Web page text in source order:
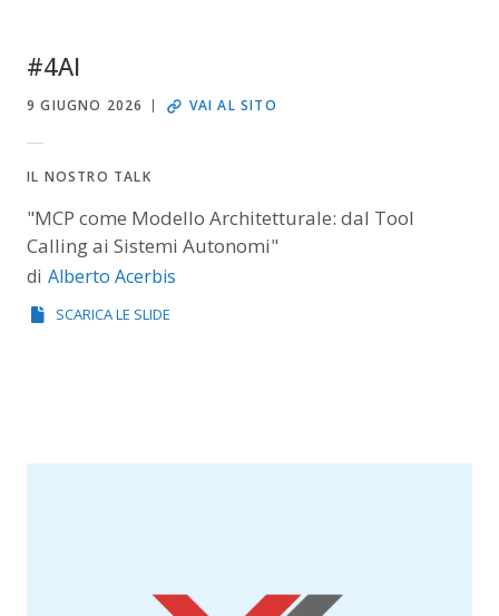
#4AI
9 GIUGNO 2026 VAI AL SITO
IL NOSTRO TALK
"MCP come Modello Architetturale: dal Tool
Calling ai Sistemi Autonomi"
di Alberto Acerbis
SCARICA LE SLIDE